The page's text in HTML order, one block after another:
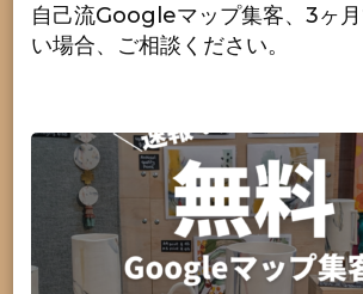
自己流Googleマップ集客、3ヶ
い場合、ご相談ください。